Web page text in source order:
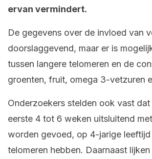
ervan vermindert.
De gegevens over de invloed van
doorslaggevend, maar er is
tussen langere telomeren en de
groenten, fruit, omega 3-vetzuren
Onderzoekers stelden ook vast dat
eerste 4 tot 6 weken uitsluitend
worden gevoed, op 4-jarige leeftijd
telomeren hebben. Daarnaast